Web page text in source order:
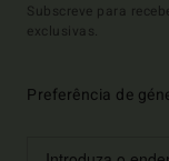
Subscreve para
exclusivas.
Preferência de